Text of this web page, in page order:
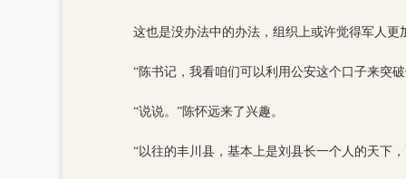
这也是没办法中的办法，组织上或许觉得军人
“陈书记，我看咱们可以利用公安这个口子来突
“说说。”陈怀远来了兴趣。
“以往的丰川县，基本上是刘县长一个人的天下